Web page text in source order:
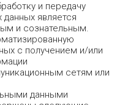
и передачу
является
и сознательным.
с получением и/или
сетям или
данными